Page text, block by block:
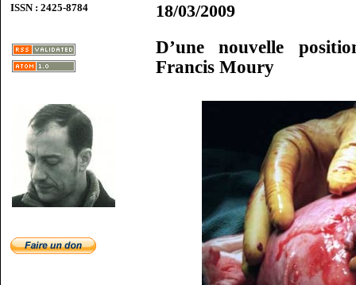
ISSN : 2425-8784
18/03/2009
D’une nouvelle
Francis Moury